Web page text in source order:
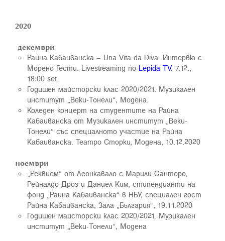
2020
декември
Райна Кабаиванска – Una Vita da Diva. Интервю с
Морено Гести. Livestreaming по Lepida TV. 7.12.,
18:00 set.
Годишен майсторски клас 2020/2021. Музикален
институт „Веки-Тонели“, Модена.
Коледен концерт на студентите на Райна
Кабаиванска от Музикален институт „Веки-
Тонели“ със специалното участие на Райна
Кабаиванска. Театро Сторки, Модена, 10.12.2020
ноември
„Реквием“ от Леонкавало с Марили Санторо,
Рейналдо Дроз и Даниел Ким, стипендианти на
фонд „Райна Кабаиванска“ в НБУ, специален гост
Райна Кабаиванска, Зала „България“, 19.11.2020
Годишен майсторски клас 2020/2021. Музикален
институт „Веки-Тонели“, Модена